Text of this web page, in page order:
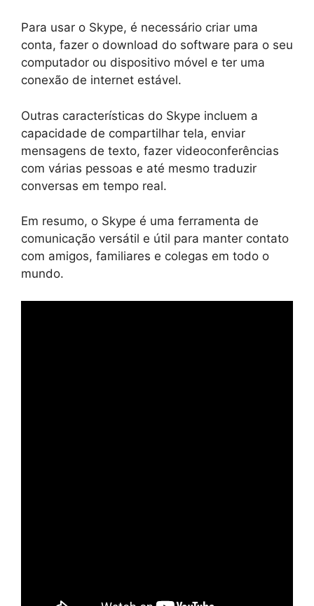
Para usar o Skype, é necessário criar uma
conta, fazer o download do software para o seu
computador ou dispositivo móvel e ter uma
conexão de internet estável.
Outras características do Skype incluem a
capacidade de compartilhar tela, enviar
mensagens de texto, fazer videoconferências
com várias pessoas e até mesmo traduzir
conversas em tempo real.
Em resumo, o Skype é uma ferramenta de
comunicação versátil e útil para manter contato
com amigos, familiares e colegas em todo o
mundo.